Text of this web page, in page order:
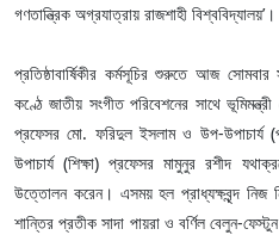
গণতান্ত্রিক অগ্রযাত্রায় রাজশাহী বিশ্ববিদ্যালয়’।
প্রতিষ্ঠাবার্ষিকীর কর্মসূচির শুরুতে আজ
কণ্ঠে জাতীয় সংগীত পরিবেশনের সাথে
প্রফেসর মো. ফরিদুল ইসলাম ও উপ-
উপাচার্য (শিক্ষা) প্রফেসর মামুনুর রশীদ
উত্তোলন করেন। এসময় হল প্রাধ্যক্ষবৃন্দ নিজ
শান্তির প্রতীক সাদা পায়রা ও বর্ণিল বেলুন-ফেস্টুন